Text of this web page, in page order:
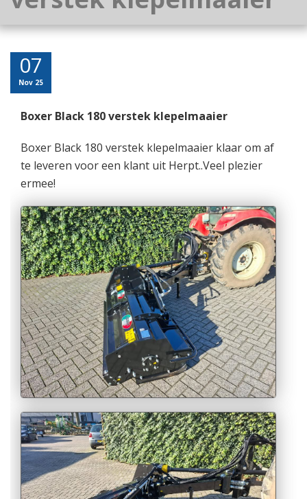
07
Nov 25
Boxer Black 180 verstek klepelmaaier
Boxer Black 180 verstek klepelmaaier klaar om af
te leveren voor een klant uit Herpt..Veel plezier
ermee!